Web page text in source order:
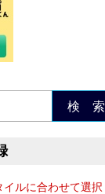
検 索
ルに合わせて選択